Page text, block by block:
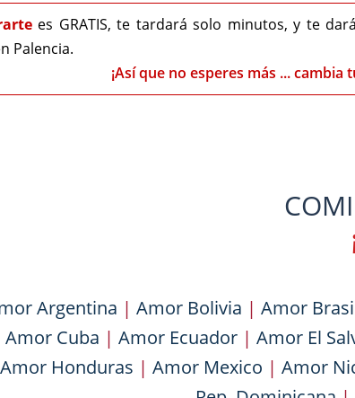
es GRATIS, te tardará solo minutos, y te
Palencia.
¡Así que no esperes más ...
Argentina | Amor Bolivia | Amor
Amor Cuba | Amor Ecuador | Amor El
Amor Honduras | Amor Mexico | Amor